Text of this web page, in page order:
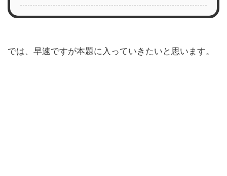
では、早速ですが本題に入っていきたいと思います。